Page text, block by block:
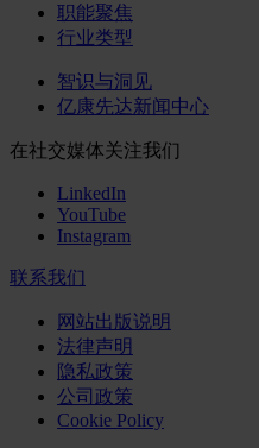
职能聚焦
行业类型
智识与洞见
亿康先达新闻中心
在社交媒体关注我们
LinkedIn
YouTube
Instagram
联系我们
网站出版说明
法律声明
隐私政策
公司政策
Cookie Policy